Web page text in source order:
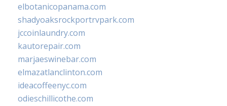
elbotanicopanama.com
shadyoaksrockportrvpark.com
jccoinlaundry.com
kautorepair.com
marjaeswinebar.com
elmazatlanclinton.com
ideacoffeenyc.com
odieschillicothe.com